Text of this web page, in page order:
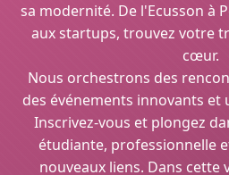
sa modernité. De l'Ecusson à
aux startups, trouvez votre
cœur.
Nous orchestrons des
des événements innovants et
Inscrivez-vous et plongez
étudiante, professionnelle
nouveaux liens. Dans cette